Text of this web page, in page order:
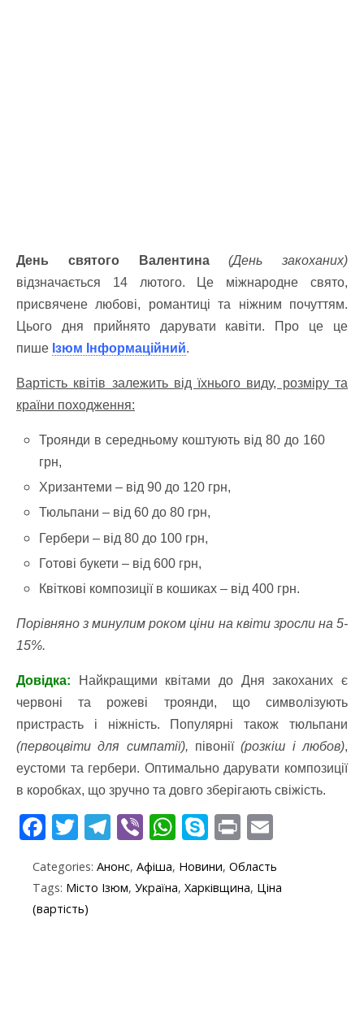
День святого Валентина
(День закоханих)
відзначається 14 лютого. Це міжнародне свято,
присвячене любові, романтиці та ніжним почуттям.
Цього дня прийнято дарувати кавіти. Про це це
пише Ізюм Інформаційний.
Вартість квітів залежить від їхнього виду, розміру та
країни походження:
Троянди в середньому коштують від 80 до 160
грн,
Хризантеми – від 90 до 120 грн,
Тюльпани – від 60 до 80 грн,
Гербери – від 80 до 100 грн,
Готові букети – від 600 грн,
Квіткові композиції в кошиках – від 400 грн.
Порівняно з минулим роком ціни на квіти зросли на 5-
15%.
Довідка: Найкращими квітами до Дня закоханих є
червоні та рожеві троянди, що символізують
пристрасть і ніжність. Популярні також тюльпани
(первоцвіти для симпатії), півонії(розкіш і любов),
еустоми та гербери. Оптимально дарувати композиції
в коробках, що зручно та довго зберігають свіжість.
F
e
b
T
itt
er
T
e
gr
Vi
b
er
W
at
s
S
y
Pr
in
t ai
Categories: Анонс, Афіша, Новини, Область
Tags: Місто Ізюм, Україна, Харківщина, Ціна
(вартість)